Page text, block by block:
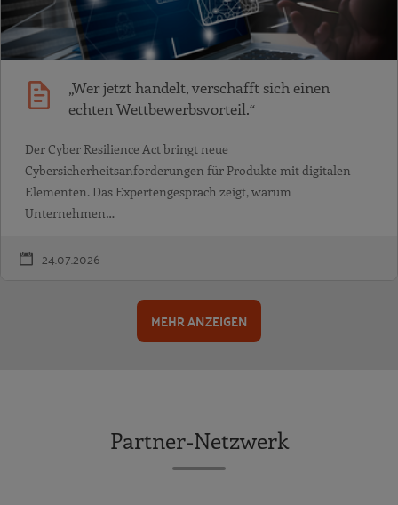
„Wer jetzt handelt, verschafft sich einen
echten Wettbewerbsvorteil.“
Der Cyber Resilience Act bringt neue
Cybersicherheitsanforderungen für Produkte mit digitalen
Elementen. Das Expertengespräch zeigt, warum
Unternehmen…
24.07.2026
MEHR ANZEIGEN
Partner-Netzwerk